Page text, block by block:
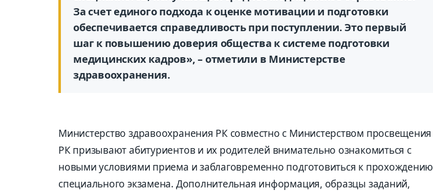
За счет единого подхода к оценке мотивации и подготовки
обеспечивается справедливость при поступлении. Это первый
шаг к повышению доверия общества к системе подготовки
медицинских кадров», – отметили в Министерстве
здравоохранения.
Министерство здравоохранения РК совместно с Министерством просвещения
РК призывают абитуриентов и их родителей внимательно ознакомиться с
новыми условиями приема и заблаговременно подготовиться к прохождению
специального экзамена. Дополнительная информация, образцы заданий,